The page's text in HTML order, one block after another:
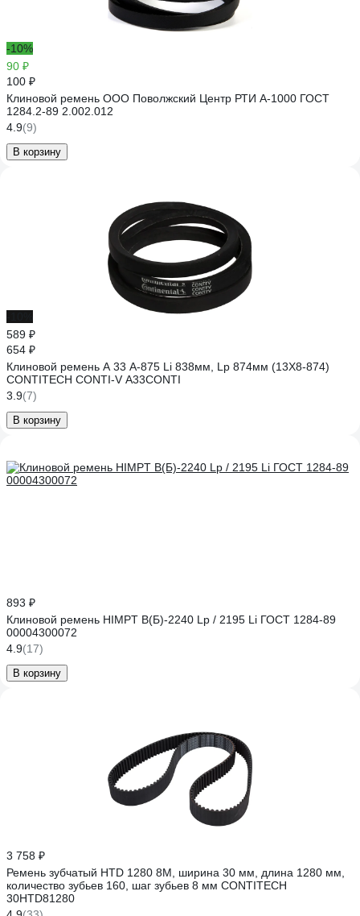
-10%
90 ₽
100 ₽
Клиновой ремень ООО Поволжский Центр РТИ А-1000 ГОСТ
1284.2-89 2.002.012
4.9(9)
В корзину
589 ₽
654 ₽
Клиновой ремень A 33 A-875 Li 838мм, Lp 874мм (13X8-874)
CONTITECH CONTI-V A33CONTI
3.9(7)
В корзину
893 ₽
Клиновой ремень HIMPT В(Б)-2240 Lp / 2195 Li ГОСТ 1284-89
00004300072
4.9(17)
В корзину
3 758 ₽
Ремень зубчатый HTD 1280 8M, ширина 30 мм, длина 1280 мм,
количество зубьев 160, шаг зубьев 8 мм CONTITECH
30HTD81280